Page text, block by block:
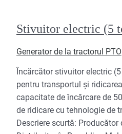
Stivuitor electric (5
Generator de la tractorul PTO
Încărcător stivuitor electric
pentru transportul și
capacitate de încărcare de
de ridicare cu tehnologie de
Descriere scurtă: Producător